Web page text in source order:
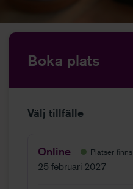
Boka plats
Välj tillfälle
Online Platser finns
25 februari 2027